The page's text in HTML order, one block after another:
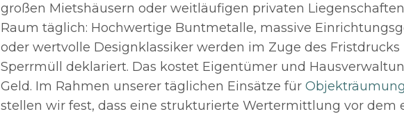
großen Mietshäusern oder weitläufigen privaten
Raum täglich: Hochwertige Buntmetalle, massive
oder wertvolle Designklassiker werden im Zuge des Fristdrucks
Sperrmüll deklariert. Das kostet Eigentümer und
Geld. Im Rahmen unserer täglichen Einsätze für
stellen wir fest, dass eine strukturierte Wertermittlung vor dem